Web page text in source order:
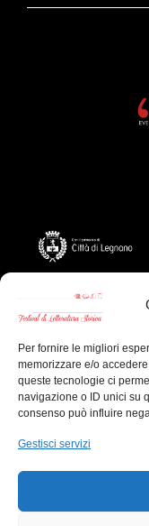
Per fornire le migliori
memorizzare e/o
queste tecnologie ci
navigazione o ID unici su
consenso può influire
Gestisci servizi